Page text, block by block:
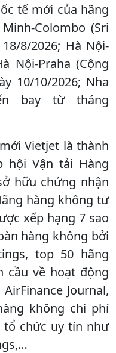
tế mới của hãng
Colombo (Sri
8/2026; Hà Nội-
Nội-Praha (Cộng
10/10/2026; Nha
bay từ tháng
Vietjet là thành
hội Vận tải Hàng
hữu chứng nhận
hàng không tư
xếp hạng 7 sao
hàng không bởi
top 50 hãng
cầu về hoạt động
Journal,
không chi phí
chức uy tín như